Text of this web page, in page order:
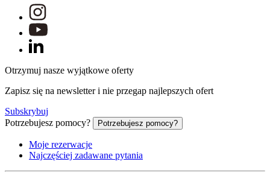
Otrzymuj nasze wyjątkowe oferty
Zapisz się na newsletter i nie przegap najlepszych ofert
Subskrybuj
Potrzebujesz pomocy?
Potrzebujesz pomocy?
Moje rezerwacje
Najczęściej zadawane pytania